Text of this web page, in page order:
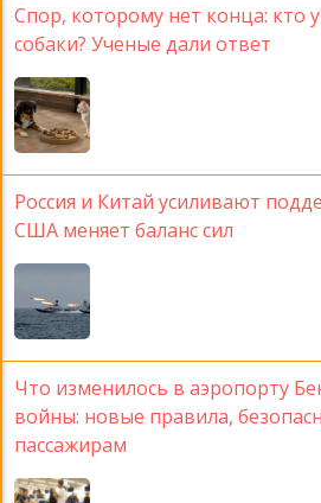
Спор, которому нет конца: кто
собаки? Ученые дали ответ
Россия и Китай усиливают
США меняет баланс сил
Что изменилось в аэропорту
войны: новые правила,
пассажирам